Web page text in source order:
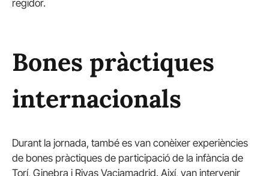
regidor.
Bones pràctiques
internacionals
Durant la jornada, també es van conèixer experiències
de bones pràctiques de participació de la infància de
Torí, Ginebra i Rivas Vaciamadrid. Així, van intervenir